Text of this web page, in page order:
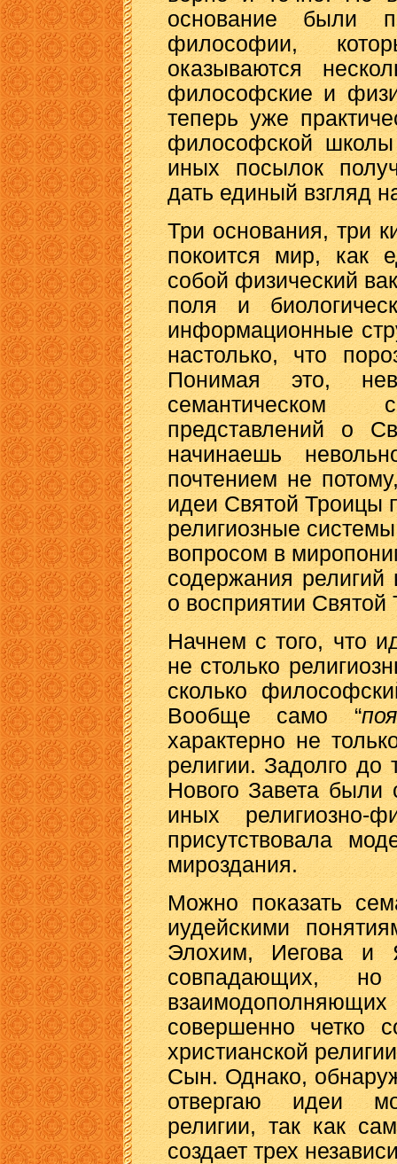
основание были
философии,
оказываются
философские и
теперь уже
философской
иных посылок
дать единый взгляд
Три основания, три
покоится мир, как
собой физический
поля и
информационные
настолько, что
Понимая это,
семантическом
представлений о
начинаешь
почтением не
идеи Святой Троицы
религиозные
вопросом в
содержания религий
о восприятии Святой
Начнем с того, что
не столько
сколько
Вообще само “
характерно не
религии. Задолго до
Нового Завета
иных религиозно-
присутствовала
мироздания.
Можно показать
иудейскими
Элохим, Иегова и
совпадающих,
совершенно четко
христианской
Сын. Однако,
отвергаю идеи
религии, так как
создает трех